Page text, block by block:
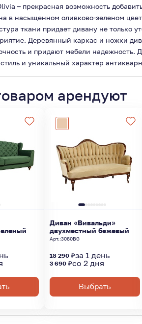
– прекрасная возможность
в насыщенном оливково-зеленом
ткани придает дивану не
Деревянный каркас и ножки
и придают мебели надежность.
и уникальный характер
арендуют
Диван «Вивальди»
двухместный бежевый
Арт.:3080BG
18 290 ₽за 1 день
3 690 ₽со 2 дня
Выбрать